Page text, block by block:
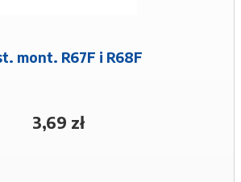
mont. R67F i R68F
3,69 zł